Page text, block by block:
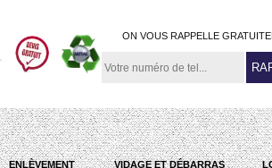
ON VOUS RAPPELLE
ENLÈVEMENT
VIDAGE ET DÉBARRAS